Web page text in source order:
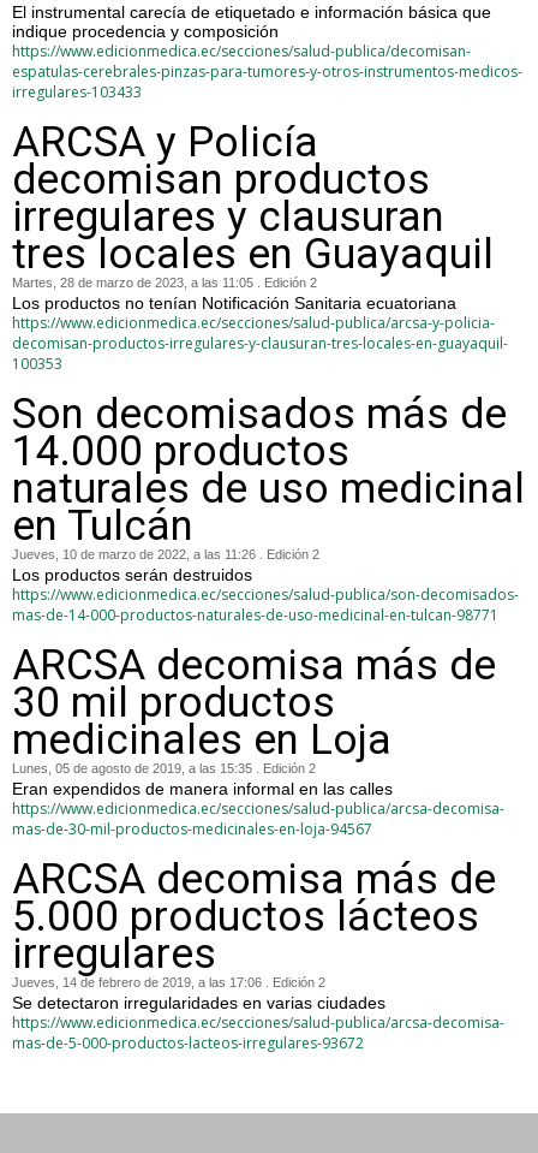
El instrumental carecía de etiquetado e información básica que
indique procedencia y composición
https://www.edicionmedica.ec/secciones/salud-publica/decomisan-
espatulas-cerebrales-pinzas-para-tumores-y-otros-instrumentos-medicos-
irregulares-103433
ARCSA y Policía
decomisan productos
irregulares y clausuran
tres locales en Guayaquil
Martes, 28 de marzo de 2023, a las 11:05 . Edición 2
Los productos no tenían Notificación Sanitaria ecuatoriana
https://www.edicionmedica.ec/secciones/salud-publica/arcsa-y-policia-
decomisan-productos-irregulares-y-clausuran-tres-locales-en-guayaquil-
100353
Son decomisados más de
14.000 productos
naturales de uso medicinal
en Tulcán
Jueves, 10 de marzo de 2022, a las 11:26 . Edición 2
Los productos serán destruidos
https://www.edicionmedica.ec/secciones/salud-publica/son-decomisados-
mas-de-14-000-productos-naturales-de-uso-medicinal-en-tulcan-98771
ARCSA decomisa más de
30 mil productos
medicinales en Loja
Lunes, 05 de agosto de 2019, a las 15:35 . Edición 2
Eran expendidos de manera informal en las calles
https://www.edicionmedica.ec/secciones/salud-publica/arcsa-decomisa-
mas-de-30-mil-productos-medicinales-en-loja-94567
ARCSA decomisa más de
5.000 productos lácteos
irregulares
Jueves, 14 de febrero de 2019, a las 17:06 . Edición 2
Se detectaron irregularidades en varias ciudades
https://www.edicionmedica.ec/secciones/salud-publica/arcsa-decomisa-
mas-de-5-000-productos-lacteos-irregulares-93672